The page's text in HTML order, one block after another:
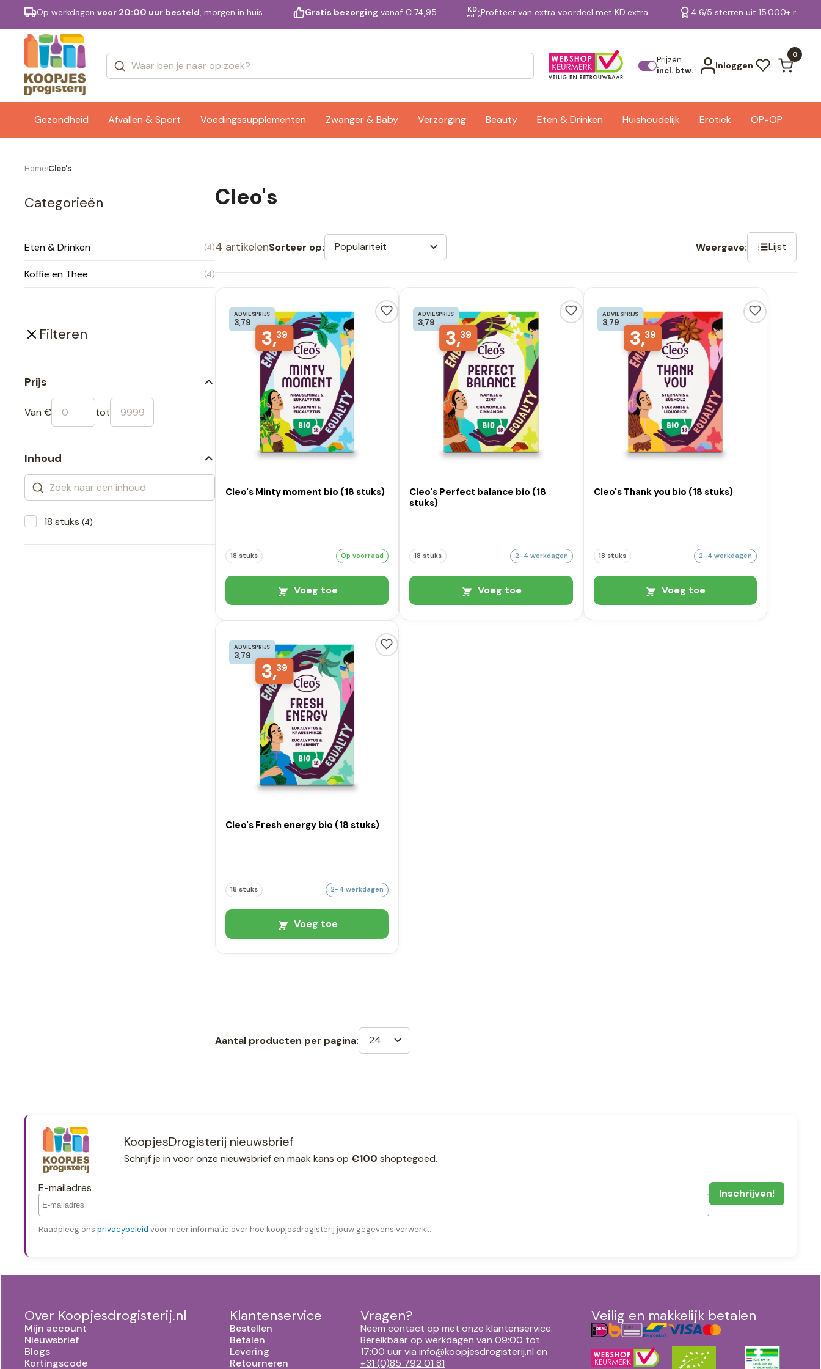
Op werkdagen voor 20:00 uur besteld, morgen in huis Gratis bezorging vanaf € 74,95 KD.
extraProfiteer van extra voordeel met KD.extra 4.6/5 sterren uit 15.000+
Prijzen
incl. btw.
Inloggen
0
Gezondheid Afvallen & Sport Voedingssupplementen Zwanger & Baby Verzorging Beauty Eten & Drinken Huishoudelijk Erotiek OP=OP
Merken Bekijk alle resultaten
Home›Cleo's
Categorieën
Eten & Drinken (4)
Koffie en Thee (4)
Filteren
Prijs
Van € tot
Inhoud
18 stuks (4)
Cleo's
4 artikelenSorteer op: Populariteit Weergave: Lijst
ADVIESPRIJS
3,79
3,39
Cleo's Minty moment bio (18 stuks)
18 stuks Op voorraad
Voeg toe
ADVIESPRIJS
3,79
3,39
Cleo's Perfect balance bio (18
stuks)
18 stuks 2-4 werkdagen
Voeg toe
ADVIESPRIJS
3,79
3,39
Cleo's Thank you bio (18 stuks)
18 stuks 2-4 werkdagen
Voeg toe
ADVIESPRIJS
3,79
3,39
Cleo's Fresh energy bio (18 stuks)
18 stuks 2-4 werkdagen
Voeg toe
Aantal producten per pagina: 24
KoopjesDrogisterij nieuwsbrief
Schrijf je in voor onze nieuwsbrief en maak kans op €100 shoptegoed.
E-mailadres
Raadpleeg ons privacybeleid voor meer informatie over hoe koopjesdrogisterij jouw gegevens verwerkt.
Over Koopjesdrogisterij.nl
Mijn account
Nieuwsbrief
Blogs
Kortingscode
Klantenservice
Bestellen
Betalen
Levering
Retourneren
Vragen?
Neem contact op met onze klantenservice.
Bereikbaar op werkdagen van 09:00 tot
17:00 uur via info@koopjesdrogisterij.nl en
+31 (0)85 792 01 81
Veilig en makkelijk betalen